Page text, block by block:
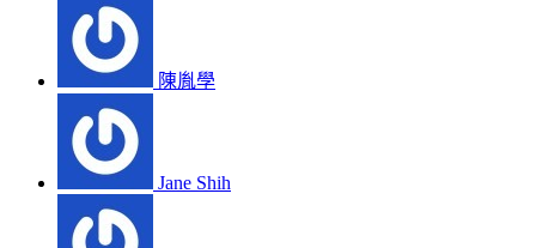
陳胤學
Jane Shih